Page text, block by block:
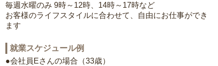
毎週水曜のみ 9時～12時、14時～17時など
お客様のライフスタイルに合わせて、自由にお仕事ができ
ます
就業スケジュール例
●会社員Eさんの場合（33歳）